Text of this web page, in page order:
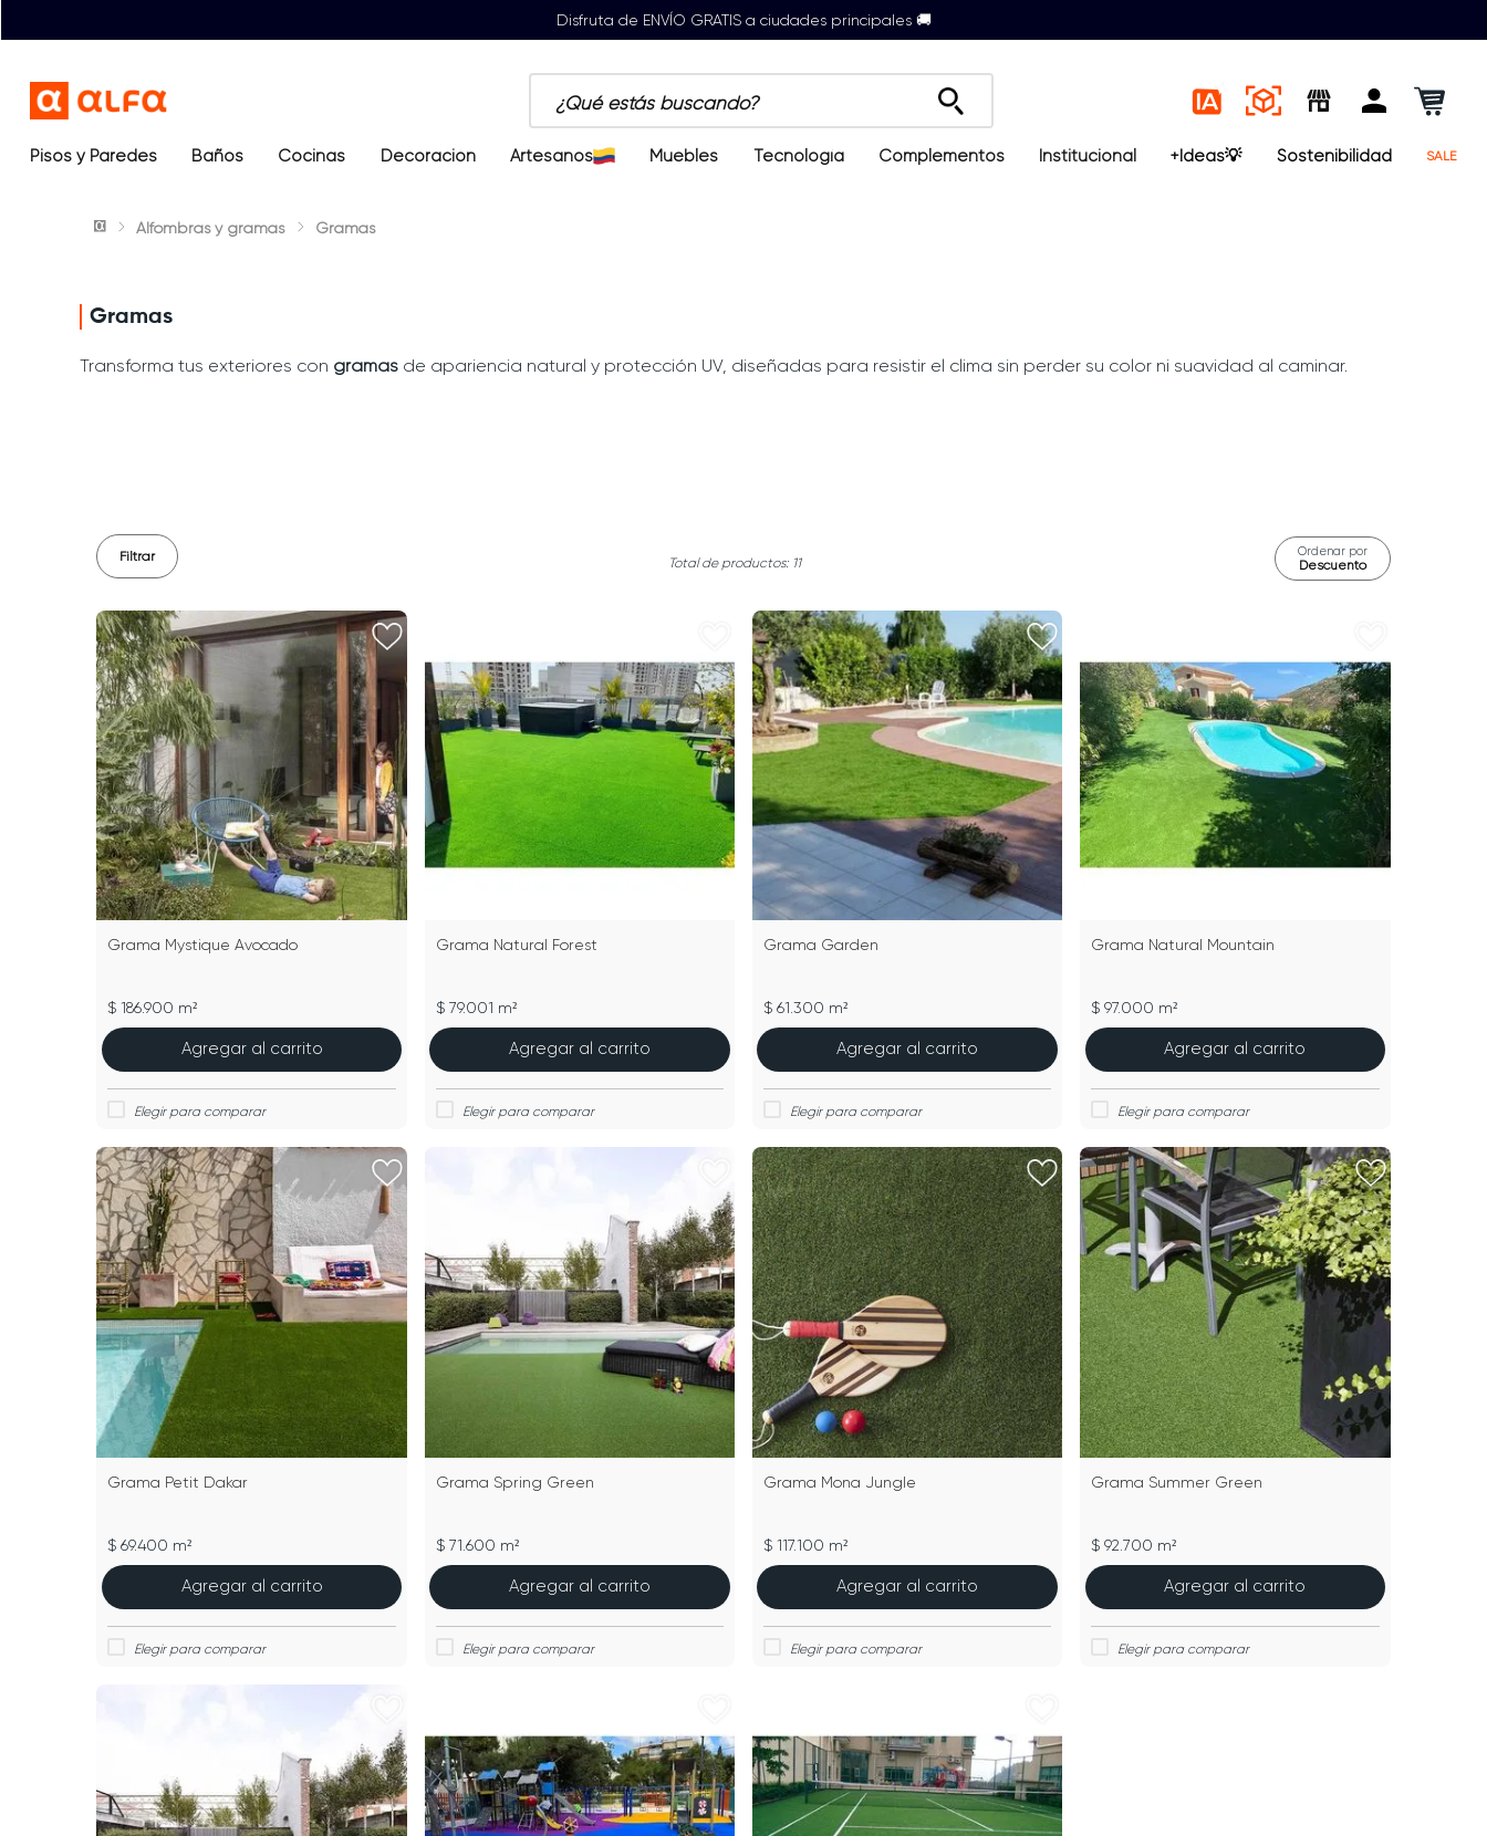
Disfruta de ENVÍO GRATIS a ciudades principales 🚚
¿Qué estás buscando?
Pisos y Paredes Baños Cocinas Decoración Artesanos Muebles Tecnología Complementos Institucional +Ideas💡 Sostenibilidad SALE
Alfombras y gramas Gramas
Gramas
Transforma tus exteriores con gramas de apariencia natural y protección UV, diseñadas para resistir el clima sin perder su color ni suavidad al caminar.
Filtrar 11
Ordenar por
Descuento
Grama Mystique Avocado
$ 186.900 m²
Agregar al carrito
Grama Natural Forest
$ 79.001 m²
Agregar al carrito
Grama Garden
$ 61.300 m²
Agregar al carrito
Grama Natural Mountain
$ 97.000 m²
Agregar al carrito
Grama Petit Dakar
$ 69.400 m²
Agregar al carrito
Grama Spring Green
$ 71.600 m²
Agregar al carrito
Grama Mona Jungle
$ 117.100 m²
Agregar al carrito
Grama Summer Green
$ 92.700 m²
Agregar al carrito
Términos más buscados
2. sanitario